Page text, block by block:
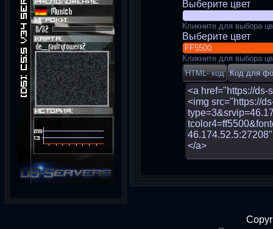
Выберите цвет
Кликните для выбора
Выберите цвет
Кликните для выбора